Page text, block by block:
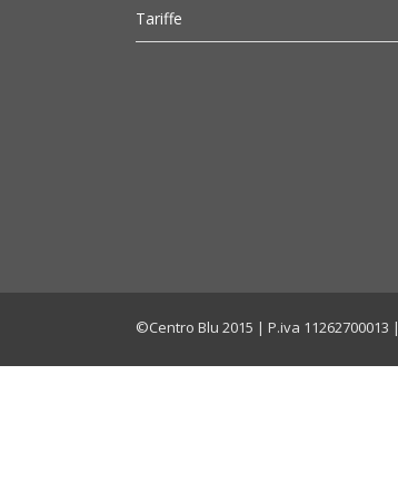
Tariffe
©Centro Blu 2015 | P.iva 11262700013 |